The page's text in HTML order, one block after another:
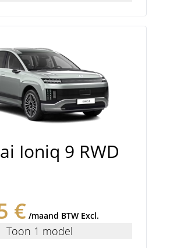
Ioniq 9 RWD
€ /maand BTW Excl.
Toon 1 model